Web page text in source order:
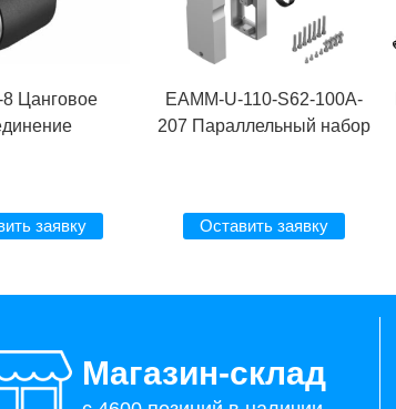
Цанговое
заявку
EAMM-U-110-S62-100A-
207 Параллельный набор
Оставить заявку
Магазин-склад